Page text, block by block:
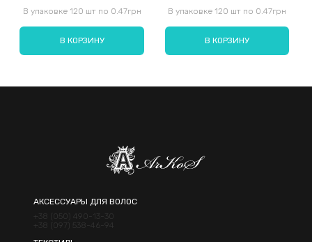
В упаковке 120 шт по 0.47грн
В КОРЗИНУ
В упаковке 120 шт по 0.47грн
В КОРЗИНУ
АКСЕССУАРЫ ДЛЯ ВОЛОС
+38 (050) 490-13-30
+38 (097) 538-46-94